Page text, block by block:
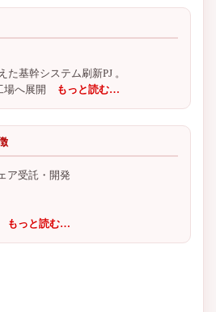
基幹システム刷新PJ 。
場へ展開
もっと読む…
ア受託・開発
もっと読む…